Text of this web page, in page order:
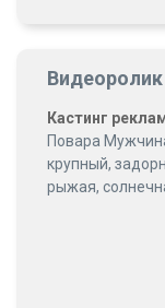
Видеоролик
Кастинг
Повара
крупный,
рыжая,